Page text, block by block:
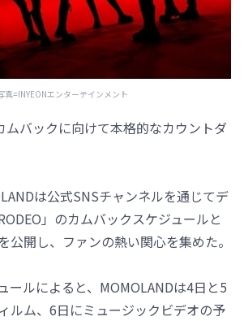
真=INYEONエンターテインメント
ムバックに向けて本格的なカウントダ
は公式SNSチャンネルを通じてデ
」のカムバックスケジュールと
公開し、ファンの熱い関心を集めた。
ールによると、MOMOLANDは4日と5
ルム、6日にミュージックビデオの予